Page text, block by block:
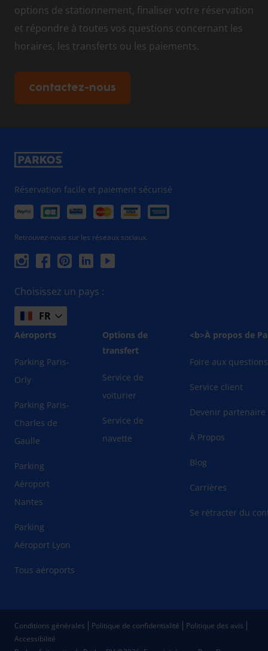
options de stationnement, finaliser votre réservation
et répondre à toutes vos questions concernant les
horaires, les transferts ou les paiements.
Contactez-nous
Réservation facile et paiement sécurisé
Retrouvez-nous sur les réseaux sociaux.
Choisissez un pays :
FR
Aéroports
Parking Paris-
Orly
Parking Paris-
Charles de
Gaulle
Parking
Aéroport
Nantes
Parking
Aéroport Lyon
Tous aéroports
Options de
transfert
Service de
voiturier
Service de
navette
<b>À propos de
Foire aux questions
Service client
Devenir partenaire
À Propos
Blog
Carrières
Se rétracter du
Conditions générales Politique de confidentialité
Politique des avis
Accessibilité